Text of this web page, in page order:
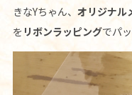
きなYちゃん、 オリジナル
を リボンラッピングでパ